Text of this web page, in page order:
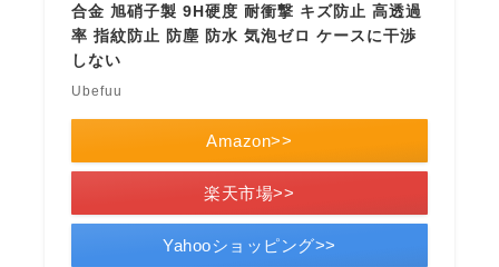
合金 旭硝子製 9H硬度 耐衝撃 キズ防止 高透過
率 指紋防止 防塵 防水 気泡ゼロ ケースに干渉
しない
Ubefuu
Amazon>>
楽天市場>>
Yahooショッピング>>